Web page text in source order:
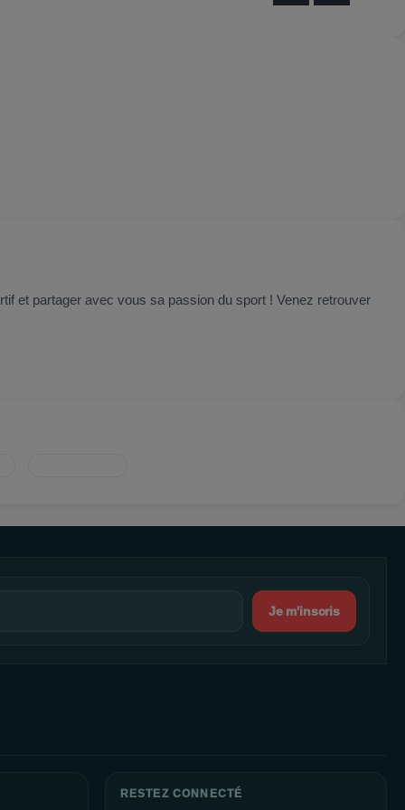
et partager avec vous sa passion du sport ! Venez retrouver
Je m'inscris
RESTEZ CONNECTÉ